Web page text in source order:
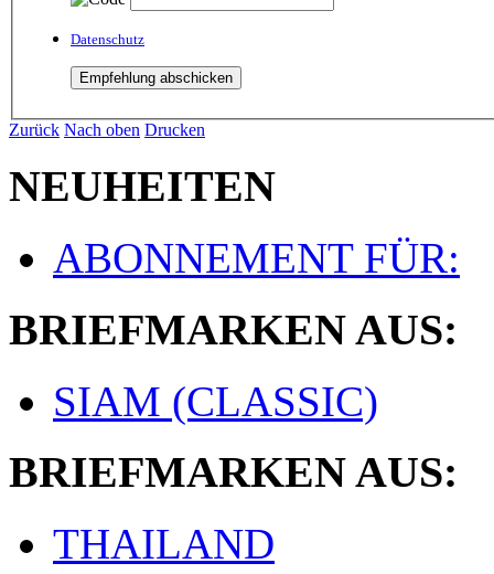
Datenschutz
Zurück Nach oben Drucken
NEUHEITEN
ABONNEMENT FÜR:
BRIEFMARKEN AUS:
SIAM (CLASSIC)
BRIEFMARKEN AUS:
THAILAND